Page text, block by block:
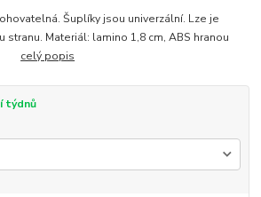
Šuplíky jsou univerzální. Lze je
stranu. Materiál: lamino 1,8 cm, ABS hranou
celý popis
týdnů